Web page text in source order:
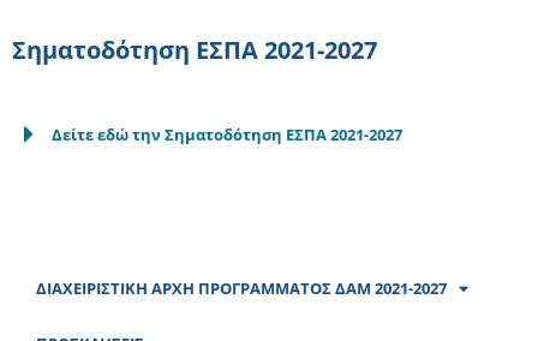
Σηματοδότηση ΕΣΠΑ 2021-2027
Δείτε εδώ την Σηματοδότηση ΕΣΠΑ 2021-2027
ΔΙΑΧΕΙΡΙΣΤΙΚΗ ΑΡΧΗ ΠΡΟΓΡΑΜΜΑΤΟΣ ΔΑΜ 2021-2027